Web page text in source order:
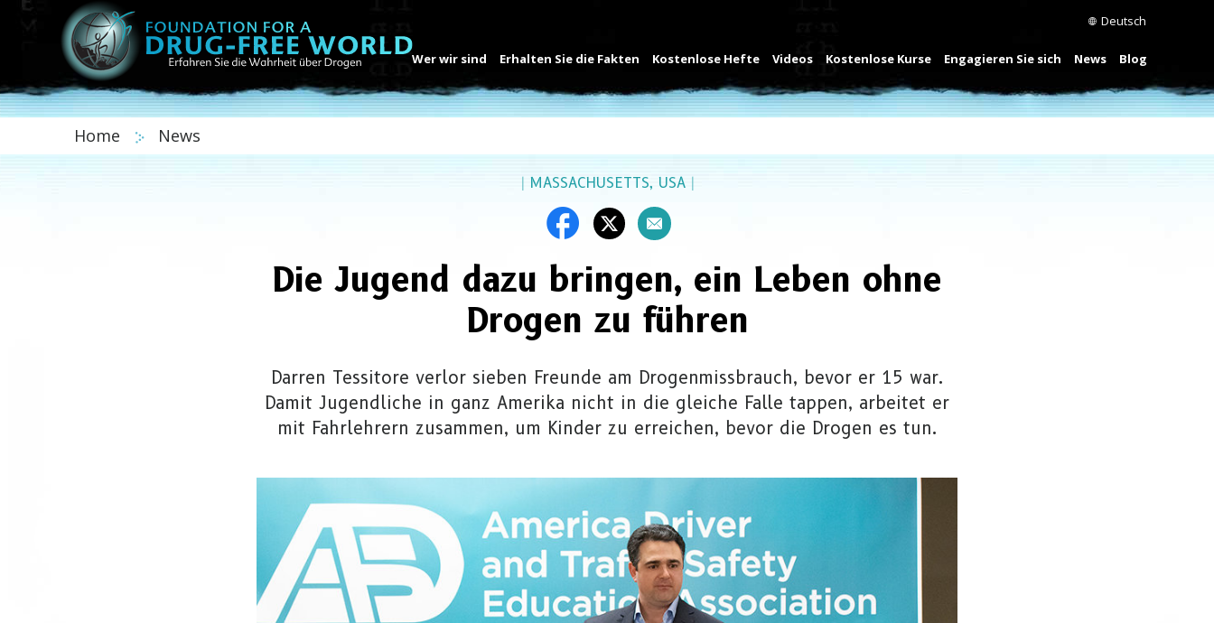
Deutsch
Wer wir sind Erhalten Sie die Fakten Kostenlose Hefte Videos Kostenlose Kurse Engagieren Sie sich News Blog
Home News
|MASSACHUSETTS, USA |
Die Jugend dazu bringen, ein Leben ohne
Drogen zu führen
Darren Tessitore verlor sieben Freunde am Drogenmissbrauch, bevor er 15 war.
Damit Jugendliche in ganz Amerika nicht in die gleiche Falle tappen, arbeitet er
mit Fahrlehrern zusammen, um Kinder zu erreichen, bevor die Drogen es tun.